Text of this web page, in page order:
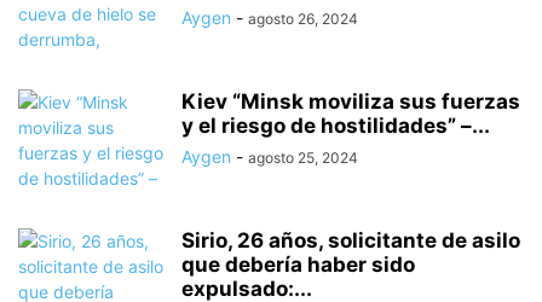
Aygen - agosto 26, 2024
Kiev “Minsk moviliza sus fuerzas
y el riesgo de hostilidades” –...
Aygen - agosto 25, 2024
Sirio, 26 años, solicitante de asilo
que debería haber sido
expulsado:...